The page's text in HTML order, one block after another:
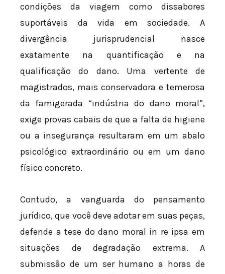
condições da viagem como dissabores
suportáveis da vida em sociedade. A
divergência jurisprudencial nasce
exatamente na quantificação e na
qualificação do dano. Uma vertente de
magistrados, mais conservadora e temerosa
da famigerada “indústria do dano moral”,
exige provas cabais de que a falta de higiene
ou a insegurança resultaram em um abalo
psicológico extraordinário ou em um dano
físico concreto.
Contudo, a vanguarda do pensamento
jurídico, que você deve adotar em suas peças,
defende a tese do dano moral in re ipsa em
situações de degradação extrema. A
submissão de um ser humano a horas de